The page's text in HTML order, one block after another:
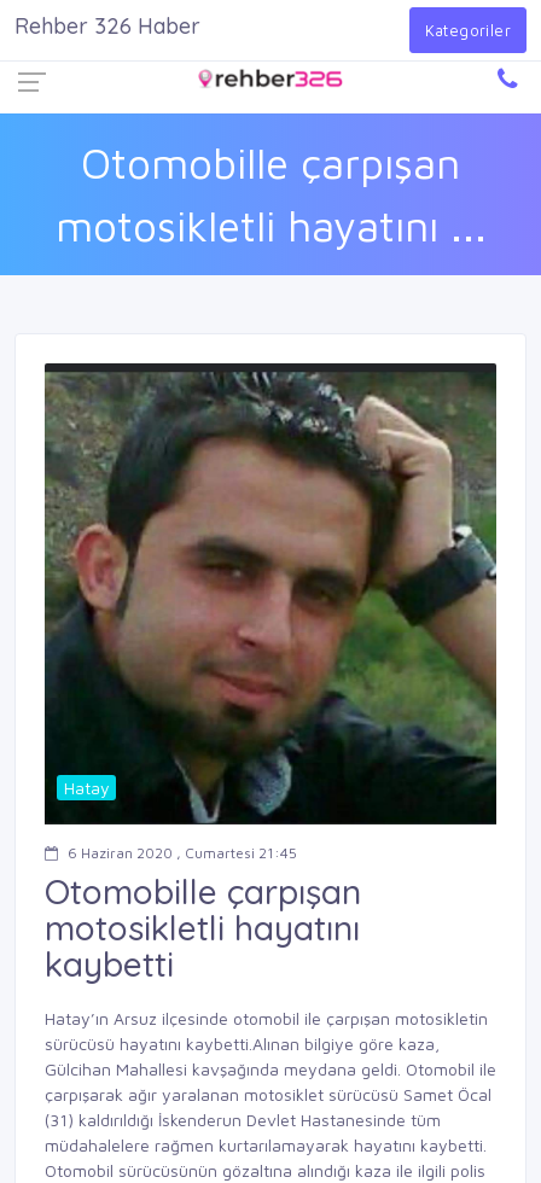
Giriş Yap
Otomobille çarpışan
motosikletli hayatını ...
Rehber 326 Haber Kategoriler
Hatay
6 Haziran 2020 , Cumartesi 21:45
Otomobille çarpışan
motosikletli hayatını
kaybetti
Hatay’ın Arsuz ilçesinde otomobil ile çarpışan motosikletin
sürücüsü hayatını kaybetti.Alınan bilgiye göre kaza,
Gülcihan Mahallesi kavşağında meydana geldi. Otomobil ile
çarpışarak ağır yaralanan motosiklet sürücüsü Samet Öcal
(31) kaldırıldığı İskenderun Devlet Hastanesinde tüm
müdahalelere rağmen kurtarılamayarak hayatını kaybetti.
Otomobil sürücüsünün gözaltına alındığı kaza ile ilgili polis